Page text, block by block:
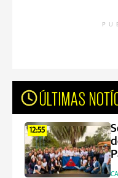
ÚLTIMAS
12:55